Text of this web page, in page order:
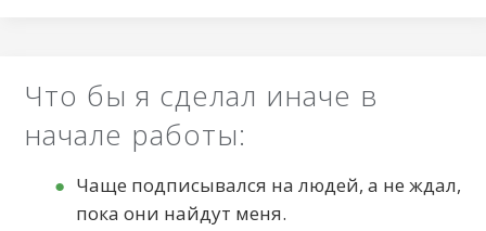
Что бы я сделал иначе в
начале работы:
Чаще подписывался на людей, а не ждал,
пока они найдут меня.